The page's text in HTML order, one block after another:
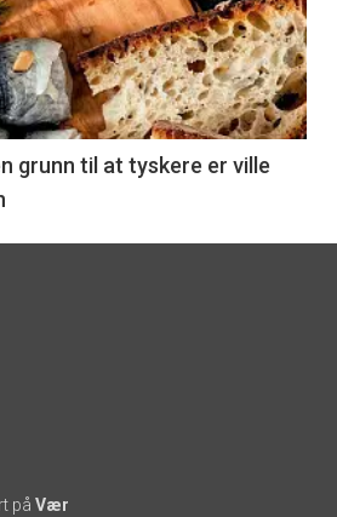
grunn til at tyskere er ville
på Vær